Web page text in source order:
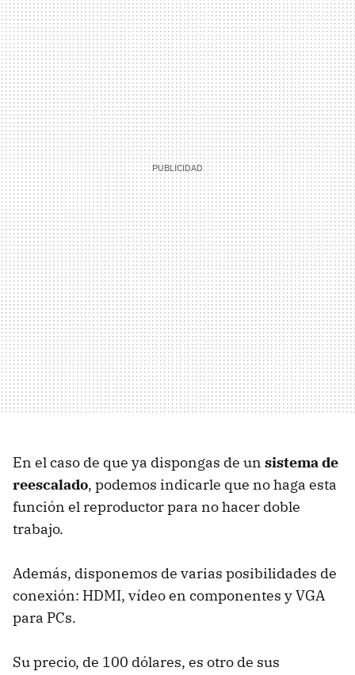
En el caso de que ya dispongas de un sistema de
reescalado, podemos indicarle que no haga esta
función el reproductor para no hacer doble
trabajo.
Además, disponemos de varias posibilidades de
conexión: HDMI, vídeo en componentes y VGA
para PCs.
Su precio, de 100 dólares, es otro de sus